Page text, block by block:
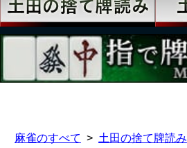
麻雀のすべて 土田の捨て牌読み